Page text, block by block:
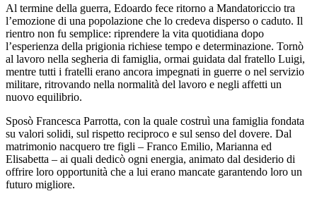
Al termine della guerra, Edoardo fece ritorno a Mandatoriccio tra
l’emozione di una popolazione che lo credeva disperso o caduto. Il
rientro non fu semplice: riprendere la vita quotidiana dopo
l’esperienza della prigionia richiese tempo e determinazione. Tornò
al lavoro nella segheria di famiglia, ormai guidata dal fratello Luigi,
mentre tutti i fratelli erano ancora impegnati in guerre o nel servizio
militare, ritrovando nella normalità del lavoro e negli affetti un
nuovo equilibrio.
Sposò Francesca Parrotta, con la quale costruì una famiglia fondata
su valori solidi, sul rispetto reciproco e sul senso del dovere. Dal
matrimonio nacquero tre figli – Franco Emilio, Marianna ed
Elisabetta – ai quali dedicò ogni energia, animato dal desiderio di
offrire loro opportunità che a lui erano mancate garantendo loro un
futuro migliore.